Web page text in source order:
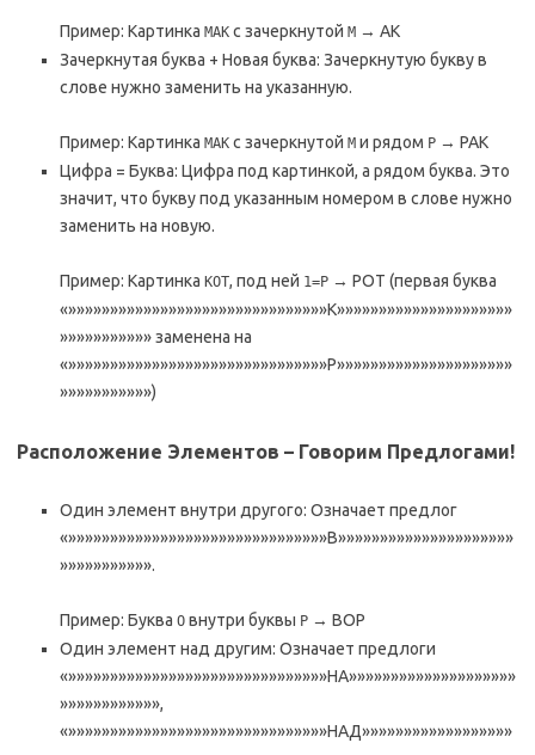
Пример: Картинка МАК с зачеркнутой М → АК
Зачеркнутая буква + Новая буква: Зачеркнутую букву в
слове нужно заменить на указанную.
Пример: Картинка МАК с зачеркнутой М и рядом Р → РАК
Цифра = Буква: Цифра под картинкой, а рядом буква. Это
значит, что букву под указанным номером в слове нужно
заменить на новую.
Пример: Картинка КОТ, под ней 1=Р → РОТ (первая буква
«»»»»»»»»»»»»»»»»»»»»»»»»»»»»»»»К»»»»»»»»»»»»»»»»»»»»»
»»»»»»»»»»» заменена на
«»»»»»»»»»»»»»»»»»»»»»»»»»»»»»»»Р»»»»»»»»»»»»»»»»»»»»»
»»»»»»»»»»»)
Расположение Элементов – Говорим Предлогами!
Один элемент внутри другого: Означает предлог
«»»»»»»»»»»»»»»»»»»»»»»»»»»»»»»»В»»»»»»»»»»»»»»»»»»»»»
»»»»»»»»»»».
Пример: Буква О внутри буквы Р → ВОР
Один элемент над другим: Означает предлоги
«»»»»»»»»»»»»»»»»»»»»»»»»»»»»»»»НА»»»»»»»»»»»»»»»»»»»»
»»»»»»»»»»»»,
«»»»»»»»»»»»»»»»»»»»»»»»»»»»»»»»НАД»»»»»»»»»»»»»»»»»»